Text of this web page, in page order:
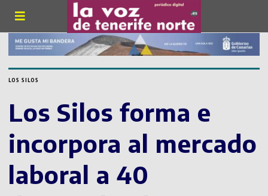
LOS SILOS
Los Silos forma e
incorpora al mercado
laboral a 40